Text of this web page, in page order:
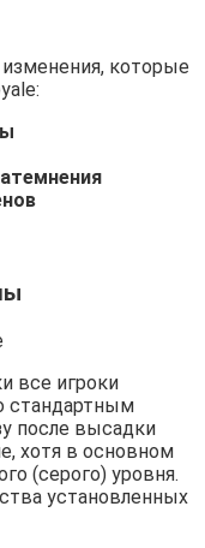
которые
все игроки
стандартным
после высадки
хотя в основном
(серого) уровня.
установленных